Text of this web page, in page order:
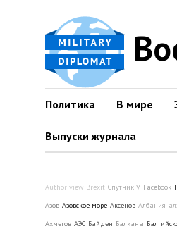
Политика В мире
Выпуски журнала
Author view Brexit Cпутник V Facebook
Азов Азовское море Аксенов Албания
Ахметов АЭС Байден Балканы